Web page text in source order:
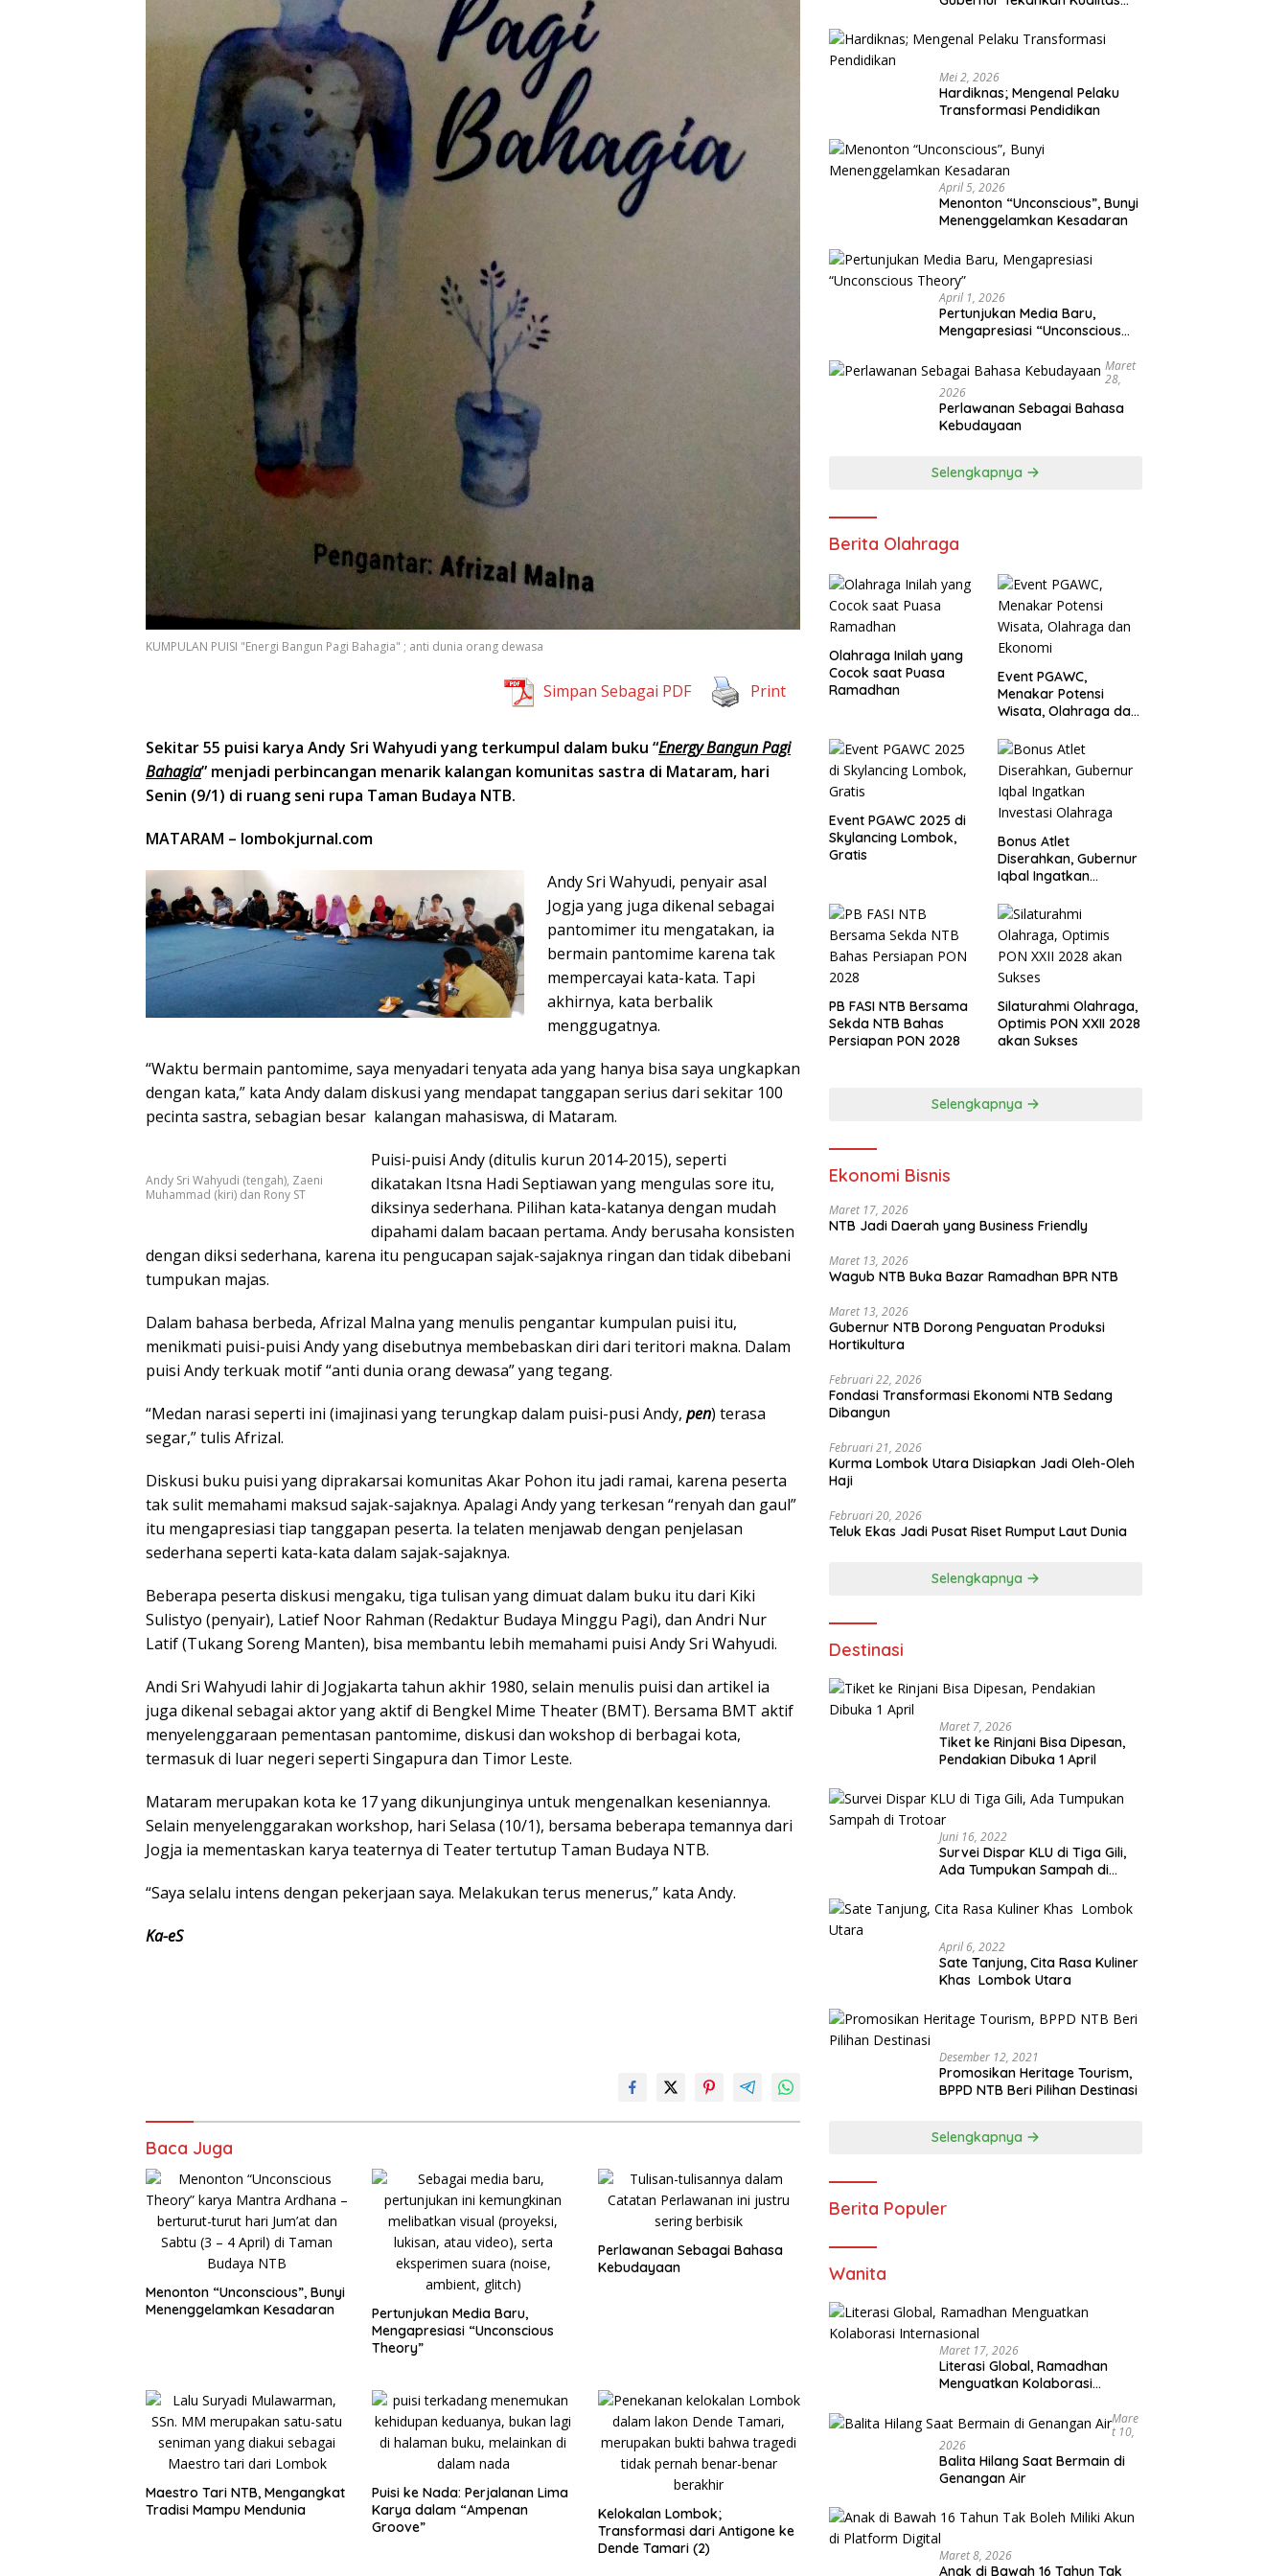
KUMPULAN PUISI "Energi Bangun Pagi Bahagia" ; anti dunia orang dewasa
Simpan Sebagai PDF Print
Sekitar 55 puisi karya Andy Sri Wahyudi yang terkumpul dalam buku “Energy Bangun Pagi
Bahagia” menjadi perbincangan menarik kalangan komunitas sastra di Mataram, hari
Senin (9/1) di ruang seni rupa Taman Budaya NTB.
MATARAM – lombokjurnal.com
Andy Sri Wahyudi, penyair asal
Jogja yang juga dikenal sebagai
pantomimer itu mengatakan, ia
bermain pantomime karena tak
mempercayai kata-kata. Tapi
akhirnya, kata berbalik
menggugatnya.
“Waktu bermain pantomime, saya menyadari tenyata ada yang hanya bisa saya ungkapkan
dengan kata,” kata Andy dalam diskusi yang mendapat tanggapan serius dari sekitar 100
pecinta sastra, sebagian besar kalangan mahasiswa, di Mataram.
Andy Sri Wahyudi (tengah), Zaeni
Muhammad (kiri) dan Rony ST
Puisi-puisi Andy (ditulis kurun 2014-2015), seperti
dikatakan Itsna Hadi Septiawan yang mengulas sore itu,
diksinya sederhana. Pilihan kata-katanya dengan mudah
dipahami dalam bacaan pertama. Andy berusaha konsisten
dengan diksi sederhana, karena itu pengucapan sajak-sajaknya ringan dan tidak dibebani
tumpukan majas.
Dalam bahasa berbeda, Afrizal Malna yang menulis pengantar kumpulan puisi itu,
menikmati puisi-puisi Andy yang disebutnya membebaskan diri dari teritori makna. Dalam
puisi Andy terkuak motif “anti dunia orang dewasa” yang tegang.
“Medan narasi seperti ini (imajinasi yang terungkap dalam puisi-pusi Andy, pen) terasa
segar,” tulis Afrizal.
Diskusi buku puisi yang diprakarsai komunitas Akar Pohon itu jadi ramai, karena peserta
tak sulit memahami maksud sajak-sajaknya. Apalagi Andy yang terkesan “renyah dan gaul”
itu mengapresiasi tiap tanggapan peserta. Ia telaten menjawab dengan penjelasan
sederhana seperti kata-kata dalam sajak-sajaknya.
Beberapa peserta diskusi mengaku, tiga tulisan yang dimuat dalam buku itu dari Kiki
Sulistyo (penyair), Latief Noor Rahman (Redaktur Budaya Minggu Pagi), dan Andri Nur
Latif (Tukang Soreng Manten), bisa membantu lebih memahami puisi Andy Sri Wahyudi.
Andi Sri Wahyudi lahir di Jogjakarta tahun akhir 1980, selain menulis puisi dan artikel ia
juga dikenal sebagai aktor yang aktif di Bengkel Mime Theater (BMT). Bersama BMT aktif
menyelenggaraan pementasan pantomime, diskusi dan wokshop di berbagai kota,
termasuk di luar negeri seperti Singapura dan Timor Leste.
Mataram merupakan kota ke 17 yang dikunjunginya untuk mengenalkan keseniannya.
Selain menyelenggarakan workshop, hari Selasa (10/1), bersama beberapa temannya dari
Jogja ia mementaskan karya teaternya di Teater tertutup Taman Budaya NTB.
“Saya selalu intens dengan pekerjaan saya. Melakukan terus menerus,” kata Andy.
Ka-eS
Baca Juga
Menonton “Unconscious”, Bunyi
Menenggelamkan Kesadaran
Pertunjukan Media Baru,
Mengapresiasi “Unconscious
Theory”
Perlawanan Sebagai Bahasa
Kebudayaan
Maestro Tari NTB, Mengangkat
Tradisi Mampu Mendunia
Puisi ke Nada: Perjalanan Lima
Karya dalam “Ampenan
Groove”
Kelokalan Lombok;
Transformasi dari Antigone ke
Dende Tamari (2)
Mei 2, 2026
Hardiknas; Mengenal Pelaku
Transformasi Pendidikan
April 5, 2026
Menonton “Unconscious”, Bunyi
Menenggelamkan Kesadaran
April 1, 2026
Pertunjukan Media Baru,
Mengapresiasi “Unconscious
Maret
28,
2026
Perlawanan Sebagai Bahasa
Kebudayaan
Selengkapnya
Berita Olahraga
Olahraga Inilah yang
Cocok saat Puasa
Ramadhan
Event PGAWC,
Menakar Potensi
Wisata, Olahraga dan
Event PGAWC 2025 di
Skylancing Lombok,
Gratis
Bonus Atlet
Diserahkan, Gubernur
Iqbal Ingatkan
PB FASI NTB Bersama
Sekda NTB Bahas
Persiapan PON 2028
Silaturahmi Olahraga,
Optimis PON XXII 2028
akan Sukses
Selengkapnya
Ekonomi Bisnis
Maret 17, 2026
NTB Jadi Daerah yang Business Friendly
Maret 13, 2026
Wagub NTB Buka Bazar Ramadhan BPR NTB
Maret 13, 2026
Gubernur NTB Dorong Penguatan Produksi
Hortikultura
Februari 22, 2026
Fondasi Transformasi Ekonomi NTB Sedang
Dibangun
Februari 21, 2026
Kurma Lombok Utara Disiapkan Jadi Oleh-Oleh
Haji
Februari 20, 2026
Teluk Ekas Jadi Pusat Riset Rumput Laut Dunia
Selengkapnya
Destinasi
Maret 7, 2026
Tiket ke Rinjani Bisa Dipesan,
Pendakian Dibuka 1 April
Juni 16, 2022
Survei Dispar KLU di Tiga Gili,
Ada Tumpukan Sampah di
April 6, 2022
Sate Tanjung, Cita Rasa Kuliner
Khas Lombok Utara
Desember 12, 2021
Promosikan Heritage Tourism,
BPPD NTB Beri Pilihan Destinasi
Selengkapnya
Berita Populer
Wanita
Maret 17, 2026
Literasi Global, Ramadhan
Menguatkan Kolaborasi
Mare
T 10,
2026
Balita Hilang Saat Bermain di
Genangan Air
Maret 8, 2026
Anak di Bawah 16 Tahun Tak